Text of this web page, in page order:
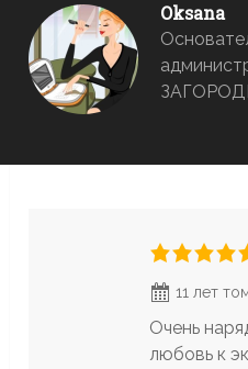
Oksana
11 лет
Очень
любовь к